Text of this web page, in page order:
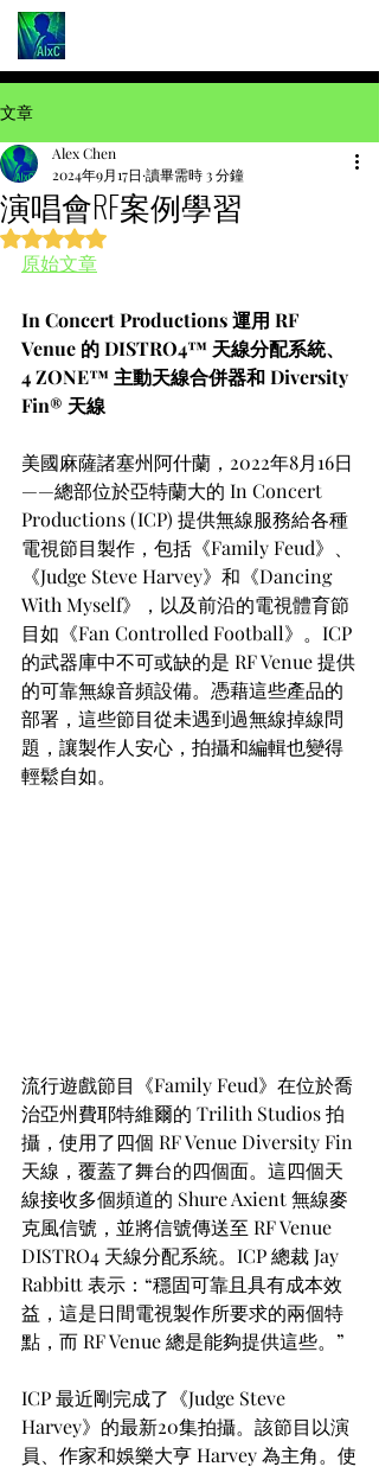
文章
演唱會RF案例學習
Alex Chen
2024年9月17日 讀畢需時 3 分鐘
評等為 NaN（最高為 5 顆星）。
原始文章
In Concert Productions 運用 RF
Venue 的 DISTRO4™ 天線分配系統、
4 ZONE™ 主動天線合併器和 Diversity
Fin® 天線
美國麻薩諸塞州阿什蘭，2022年8月16日
——總部位於亞特蘭大的 In Concert
Productions (ICP) 提供無線服務給各種
電視節目製作，包括《Family Feud》、
《Judge Steve Harvey》和《Dancing
With Myself》，以及前沿的電視體育節
目如《Fan Controlled Football》。ICP
的武器庫中不可或缺的是 RF Venue 提供
的可靠無線音頻設備。憑藉這些產品的
部署，這些節目從未遇到過無線掉線問
題，讓製作人安心，拍攝和編輯也變得
輕鬆自如。
流行遊戲節目《Family Feud》在位於喬
治亞州費耶特維爾的 Trilith Studios 拍
攝，使用了四個 RF Venue Diversity Fin
天線，覆蓋了舞台的四個面。這四個天
線接收多個頻道的 Shure Axient 無線麥
克風信號，並將信號傳送至 RF Venue
DISTRO4 天線分配系統。ICP 總裁 Jay
Rabbitt 表示：“穩固可靠且具有成本效
益，這是日間電視製作所要求的兩個特
點，而 RF Venue 總是能夠提供這些。”
ICP 最近剛完成了《Judge Steve
Harvey》的最新20集拍攝。該節目以演
員、作家和娛樂大亨 Harvey 為主角。使